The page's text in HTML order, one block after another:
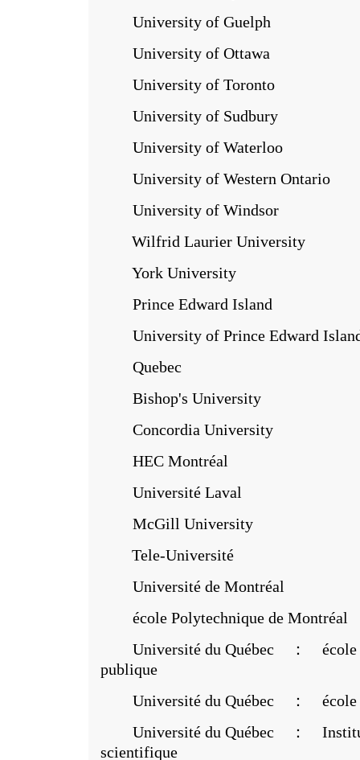
University of Guelph
University of Ottawa
University of Toronto
University of Sudbury
University of Waterloo
University of Western Ontario
University of Windsor
Wilfrid Laurier University
York University
Prince Edward Island
University of Prince Edward
Quebec
Bishop's University
Concordia University
HEC Montréal
Université Laval
McGill University
Tele-Université
Université de Montréal
école Polytechnique de Montréal
Université du Québec ： école
publique
Université du Québec ： école
Université du Québec ： Institut
scientifique